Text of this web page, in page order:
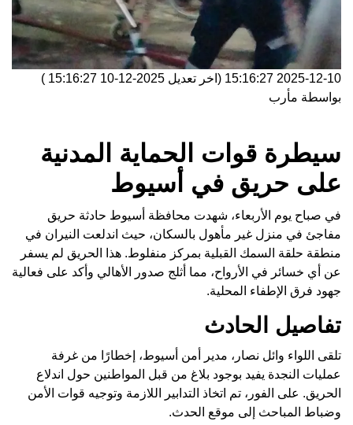
2025-12-10 15:16:27 (اخر تعديل 2025-12-10 15:16:27
)
بواسطة مأرب
سيطرة قوات الحماية المدنية
على حريق في أسيوط
في صباح يوم الأربعاء، شهدت محافظة أسيوط حادثة حريق
مفاجئ في منزل غير مأهول بالسكان، حيث اندلعت النيران في
منطقة حلقة السمك القبلية بمركز منفلوط. هذا الحريق لم يسفر
عن أي خسائر في الأرواح، مما أثلج صدور الأهالي وأكد على فعالية
جهود فرق الإطفاء المحلية.
تفاصيل الحادث
تلقى اللواء وائل نصار، مدير أمن أسيوط، إخطارًا من غرفة
عمليات النجدة يفيد بوجود بلاغ من قبل المواطنين حول اندلاع
الحريق. على الفور، تم اتخاذ التدابير اللازمة وتوجيه قوات الأمن
وضباط المباحث إلى موقع الحدث.